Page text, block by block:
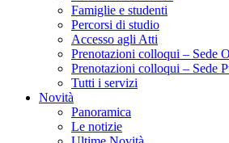
Famiglie e studenti
Percorsi di studio
Accesso agli Atti
Prenotazioni colloqui – Sede
Prenotazioni colloqui – Sede
Tutti i servizi
Novità
Panoramica
Le notizie